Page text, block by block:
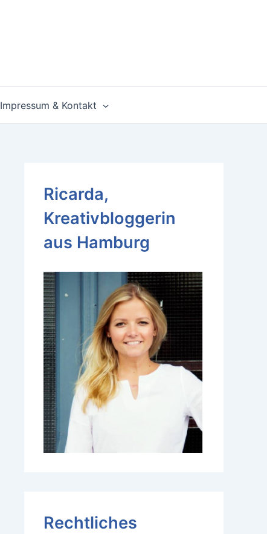
Impressum & Kontakt
Ricarda,
Kreativbloggerin
aus Hamburg
Rechtliches